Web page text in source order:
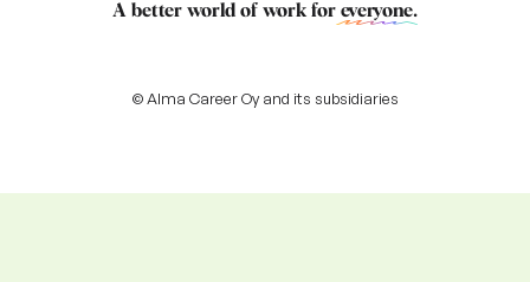
A better world of work for everyone.
© Alma Career Oy and its subsidiaries